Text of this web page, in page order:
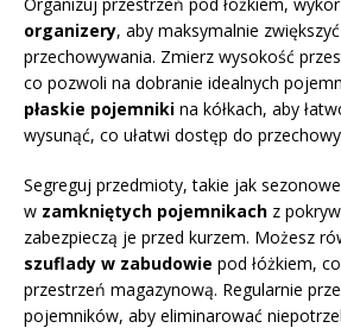
organizery, aby maksymalnie
przechowywania. Zmierz wysokość
co pozwoli na dobranie idealnych
płaskie pojemniki na kółkach, aby
wysunąć, co ułatwi dostęp do
Segreguj przedmioty, takie jak
w zamkniętych pojemnikach z
zabezpieczą je przed kurzem. Możesz
szuflady w zabudowie pod łóżkiem,
przestrzeń magazynową. Regularnie
pojemników, aby eliminarować